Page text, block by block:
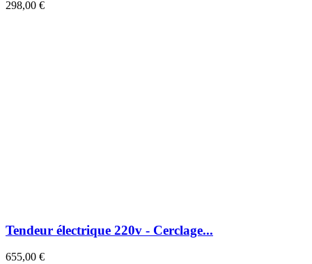
298,00 €
Tendeur électrique 220v - Cerclage...
655,00 €